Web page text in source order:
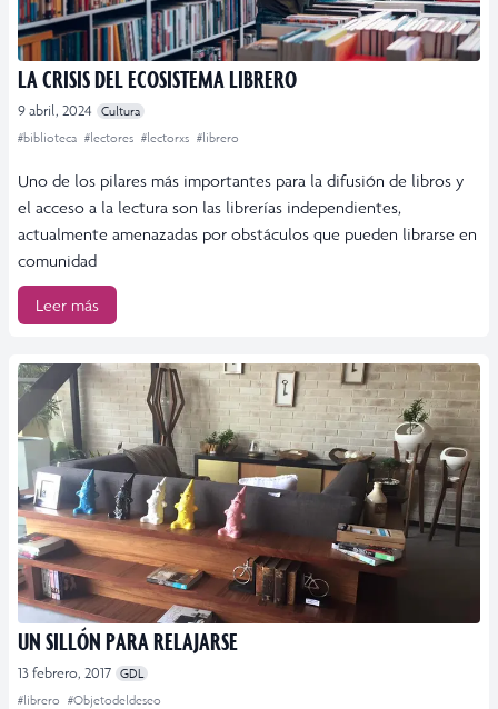
LA CRISIS DEL ECOSISTEMA LIBRERO
9 abril, 2024
Cultura
#biblioteca #lectores #lectorxs #librero
Uno de los pilares más importantes para la difusión de libros y
el acceso a la lectura son las librerías independientes,
actualmente amenazadas por obstáculos que pueden librarse en
comunidad
Leer más
UN SILLÓN PARA RELAJARSE
13 febrero, 2017 GDL
#librero #Objetodeldeseo